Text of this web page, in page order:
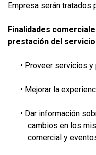
Empresa serán tratados
Finalidades
prestación del
• Proveer servicios y
• Mejorar la
• Dar información
cambios en los
comercial y